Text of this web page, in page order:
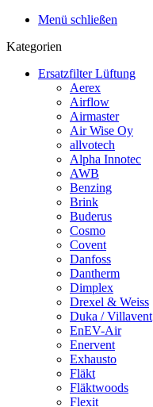
Menü schließen
Kategorien
Ersatzfilter Lüftung
Aerex
Airflow
Airmaster
Air Wise Oy
allvotech
Alpha Innotec
AWB
Benzing
Brink
Buderus
Cosmo
Covent
Danfoss
Dantherm
Dimplex
Drexel & Weiss
Duka / Villavent
EnEV-Air
Enervent
Exhausto
Fläkt
Fläktwoods
Flexit